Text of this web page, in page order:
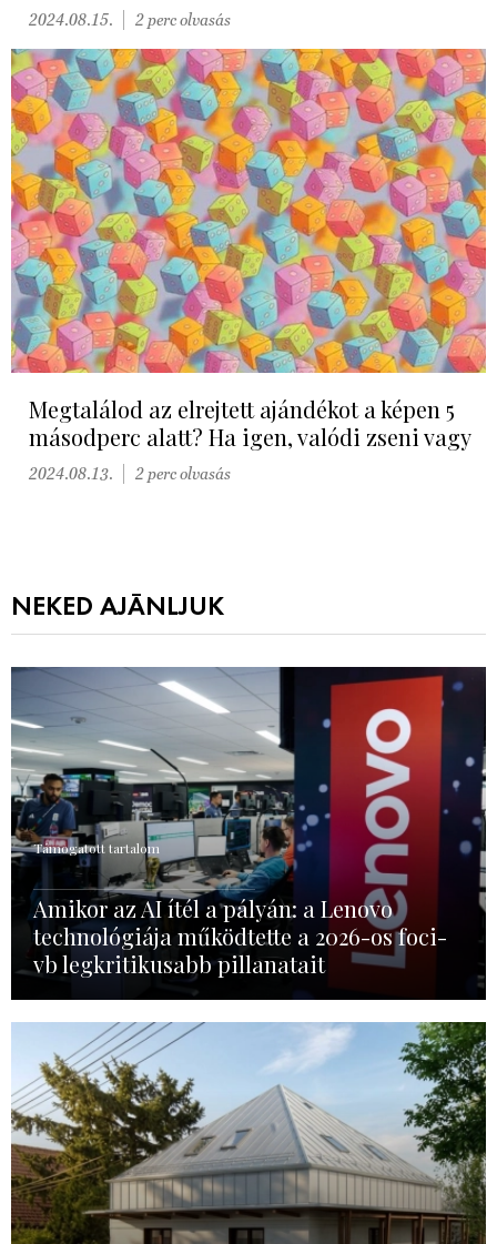
2024.08.15. 2 perc olvasás
Megtalálod az elrejtett ajándékot a képen 5
másodperc alatt? Ha igen, valódi zseni vagy
2024.08.13. 2 perc olvasás
NEKED AJÁNLJUK
Támogatott tartalom
Amikor az AI ítél a pályán: a Lenovo
technológiája működtette a 2026-os foci-
vb legkritikusabb pillanatait